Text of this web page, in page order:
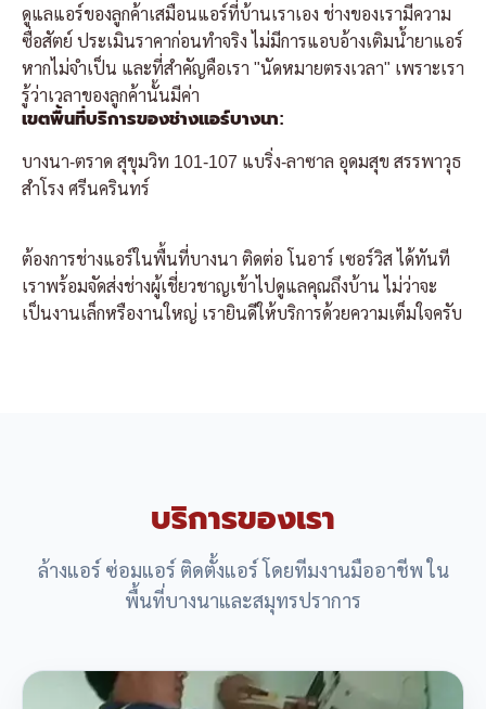
ดูแลแอร์ของลูกค้าเสมือนแอร์ที่บ้านเราเอง ช่างของเรามีความ
ซื่อสัตย์ ประเมินราคาก่อนทำจริง ไม่มีการแอบอ้างเติมน้ำยาแอร์
หากไม่จำเป็น และที่สำคัญคือเรา "นัดหมายตรงเวลา" เพราะเรา
รู้ว่าเวลาของลูกค้านั้นมีค่า
เขตพื้นที่บริการของช่างแอร์บางนา:
บางนา-ตราด สุขุมวิท 101-107 แบริ่ง-ลาซาล อุดมสุข สรรพาวุธ
สำโรง ศรีนครินทร์
ต้องการช่างแอร์ในพื้นที่บางนา ติดต่อ โนอาร์ เซอร์วิส ได้ทันที
เราพร้อมจัดส่งช่างผู้เชี่ยวชาญเข้าไปดูแลคุณถึงบ้าน ไม่ว่าจะ
เป็นงานเล็กหรืองานใหญ่ เรายินดีให้บริการด้วยความเต็มใจครับ
บริการของเรา
ล้างแอร์ ซ่อมแอร์ ติดตั้งแอร์ โดยทีมงานมืออาชีพ ใน
พื้นที่บางนาและสมุทรปราการ